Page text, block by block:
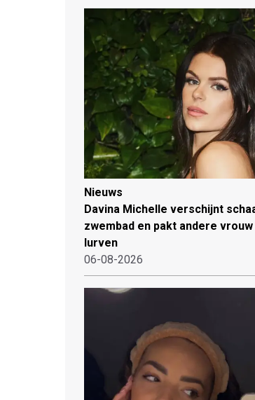
Nieuws
Davina Michelle verschijnt
zwembad en pakt andere
lurven
06-08-2026